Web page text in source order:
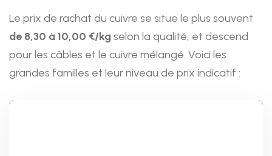
Le prix de rachat du cuivre se situe le plus souvent
de 8,30 à 10,00 €/kgselon la qualité, et descend
pour les câbles et le cuivre mélangé. Voici les
grandes familles et leur niveau de prix indicatif :